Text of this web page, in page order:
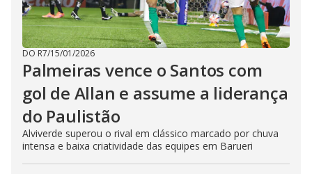
DO R7/15/01/2026
Palmeiras vence o Santos com
gol de Allan e assume a liderança
do Paulistão
Alviverde superou o rival em clássico marcado por chuva
intensa e baixa criatividade das equipes em Barueri